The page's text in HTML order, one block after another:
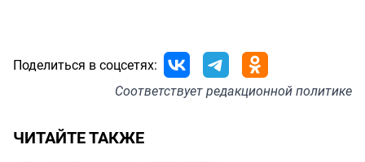
Поделиться в соцсетях:
Соответствуетредакционной политике
ЧИТАЙТЕ ТАКЖЕ